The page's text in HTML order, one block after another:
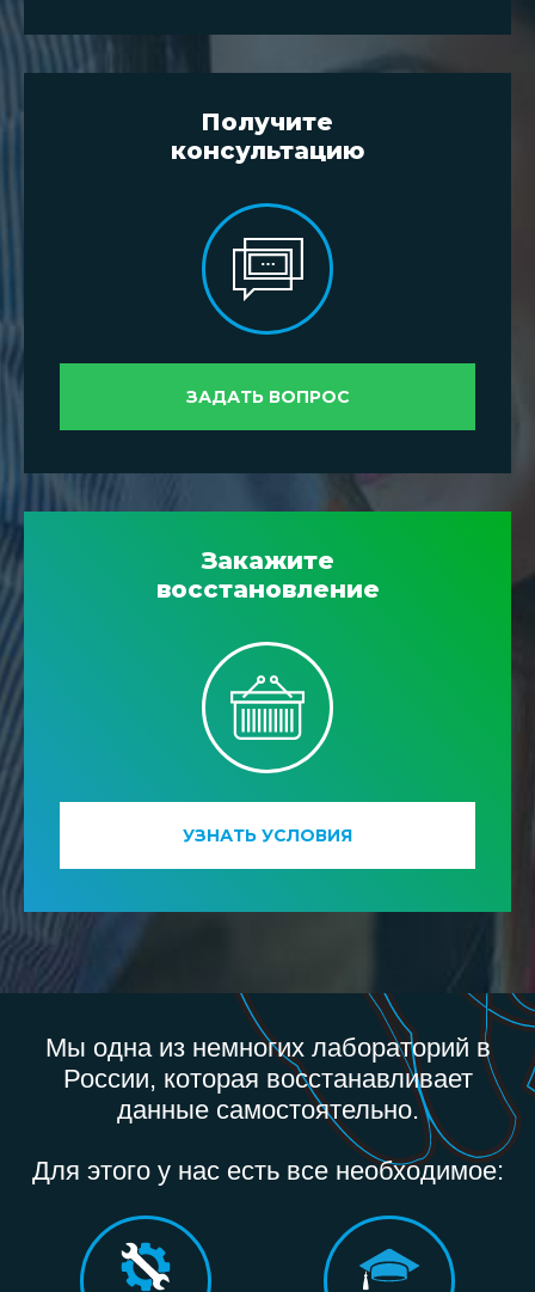
Получите
консультацию
ЗАДАТЬ ВОПРОС
Закажите
восстановление
УЗНАТЬ УСЛОВИЯ
Мы одна из немногих лабораторий в
России, которая восстанавливает
данные самостоятельно.
Для этого у нас есть все необходимое: